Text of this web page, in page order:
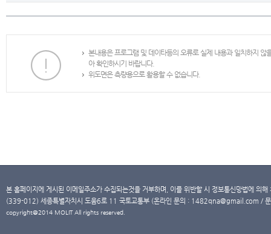
본내용은 프로그램 및 데이타등의 오류로 실제 내용과 일치하지
아 확인하시기 바랍니다.
위도면은 측량용으로 활용할 수 없습니다.
본 홈페이지에 게시된 이메일주소가 수집되는것을 거부하며, 이를 위반할 시 정보통신망법에 의
(339-012) 세종특별자치시 도움6로 11 국토교통부 (온라인 문의 : 1482qna@gmail.com /
copyright@2014 MOLIT All rights reserved.